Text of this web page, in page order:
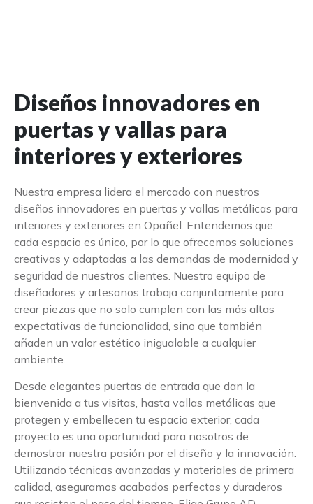
Diseños innovadores en
puertas y vallas para
interiores y exteriores
Nuestra empresa lidera el mercado con nuestros
diseños innovadores en puertas y vallas metálicas para
interiores y exteriores en Opañel. Entendemos que
cada espacio es único, por lo que ofrecemos soluciones
creativas y adaptadas a las demandas de modernidad y
seguridad de nuestros clientes. Nuestro equipo de
diseñadores y artesanos trabaja conjuntamente para
crear piezas que no solo cumplen con las más altas
expectativas de funcionalidad, sino que también
añaden un valor estético inigualable a cualquier
ambiente.
Desde elegantes puertas de entrada que dan la
bienvenida a tus visitas, hasta vallas metálicas que
protegen y embellecen tu espacio exterior, cada
proyecto es una oportunidad para nosotros de
demostrar nuestra pasión por el diseño y la innovación.
Utilizando técnicas avanzadas y materiales de primera
calidad, aseguramos acabados perfectos y duraderos